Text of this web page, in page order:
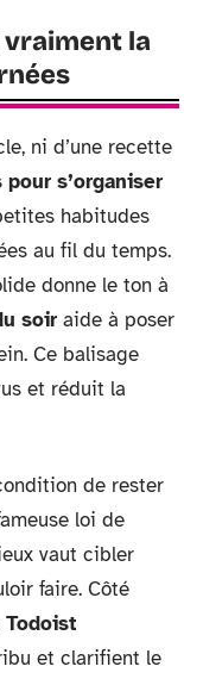
la
ni d’une recette
s’organiser
habitudes
au fil du temps.
donne le ton à
soir aide à poser
Ce balisage
et réduit la
de rester
loi de
vaut cibler
faire. Côté
Todoist
et clarifient le